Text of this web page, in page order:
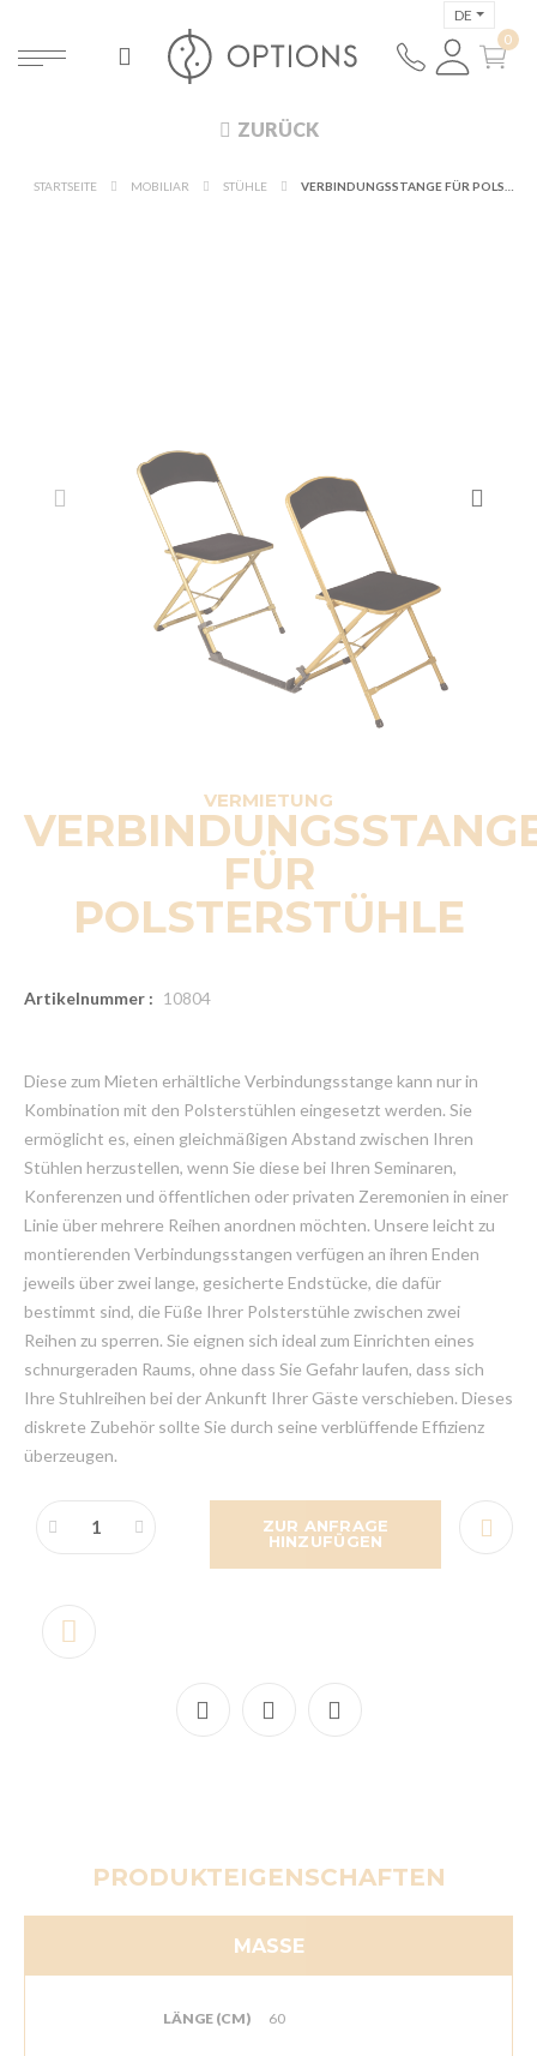
DE
ZURÜCK
STARTSEITE MOBILIAR STÜHLE
VERMIETUNG
FÜR
POLSTERSTÜHLE
Artikelnummer : 10804
Diese zum Mieten erhältliche Verbindungsstange kann nur in
Kombination mit den Polsterstühlen eingesetzt werden. Sie
ermöglicht es, einen gleichmäßigen Abstand zwischen Ihren
Stühlen herzustellen, wenn Sie diese bei Ihren Seminaren,
Konferenzen und öffentlichen oder privaten Zeremonien in einer
Linie über mehrere Reihen anordnen möchten. Unsere leicht zu
montierenden Verbindungsstangen verfügen an ihren Enden
jeweils über zwei lange, gesicherte Endstücke, die dafür
bestimmt sind, die Füße Ihrer Polsterstühle zwischen zwei
Reihen zu sperren. Sie eignen sich ideal zum Einrichten eines
schnurgeraden Raums, ohne dass Sie Gefahr laufen, dass sich
Ihre Stuhlreihen bei der Ankunft Ihrer Gäste verschieben. Dieses
diskrete Zubehör sollte Sie durch seine verblüffende Effizienz
überzeugen.
ZUR ANFRAGE
HINZUFÜGEN
PRODUKTEIGENSCHAFTEN
MASSE
LÄNGE (CM) 60